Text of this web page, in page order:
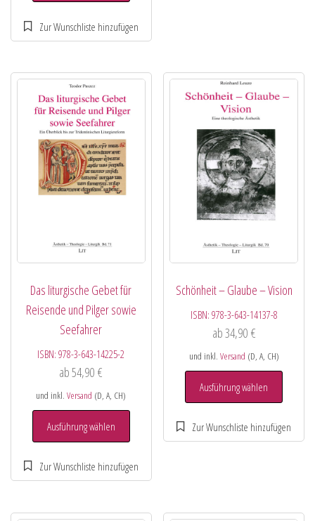
Das liturgische Gebet für
Reisende und Pilger sowie
Seefahrer
ISBN:978-3-643-14225-2
ab 54,90€
und inkl.Versand (D, A, CH)
Ausführung wählen
Schönheit – Glaube – Vision
ISBN: 978-3-643-14137-8
ab34,90 €
und inkl. Versand (D, A, CH)
Ausführung wählen